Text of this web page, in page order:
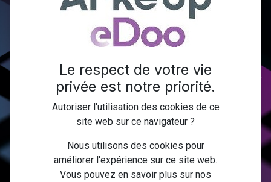
Odoo
Un aperçu de nos domaines de connaissance et d'expertise
Odoo pour répondre à vos besoins.
Un projet ? Contactez-nous !
Le respect de votre vie
privée est notre priorité.
Autoriser l'utilisation des cookies de ce
site web sur ce navigateur ?
Nous utilisons des cookies pour
améliorer l'expérience sur ce site web.
Vous pouvez en savoir plus sur nos